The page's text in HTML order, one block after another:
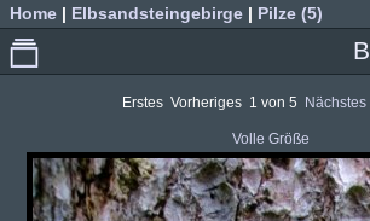
Home Elbsandsteingebirge Pilze (5)
B
Erstes Vorheriges 1 von 5 Nächstes
Volle Größe